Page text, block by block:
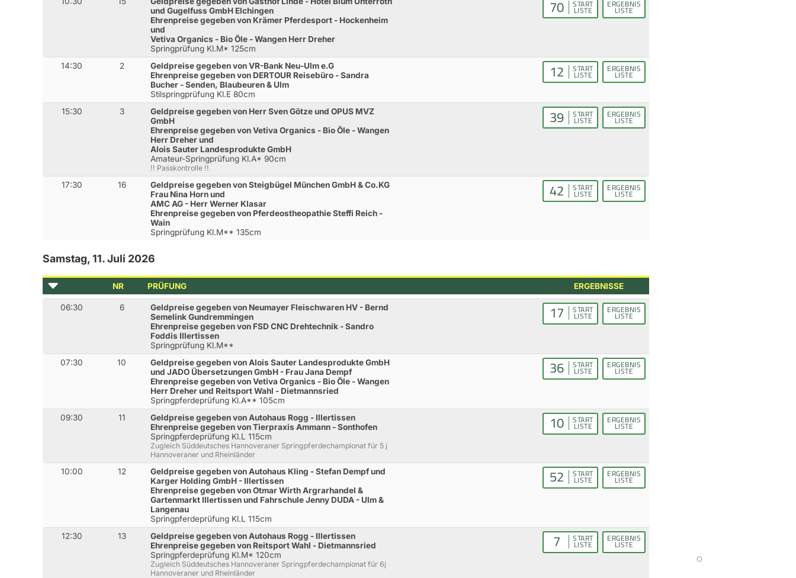
und Gugelfuss GmbH Elchingen
Ehrenpreise gegeben von Krämer Pferdesport - Hockenheim
und
Vetiva Organics - Bio Öle - Wangen Herr Dreher
Springprüfung Kl.M* 125cm
70 START
LISTE
ERGEBNIS
LISTE
14:30 2
Geldpreise gegeben von VR-Bank Neu-Ulm e.G
Ehrenpreise gegeben von DERTOUR Reisebüro - Sandra
Bucher - Senden, Blaubeuren & Ulm
Stilspringprüfung Kl.E 80cm
12 START
LISTE
ERGEBNIS
LISTE
15:30 3
Geldpreise gegeben von Herr Sven Götze und OPUS MVZ
GmbH
Ehrenpreise gegeben von Vetiva Organics - Bio Öle - Wangen
Herr Dreher und
Alois Sauter Landesprodukte GmbH
Amateur-Springprüfung Kl.A* 90cm
!! Passkontrolle !!
39 START
LISTE
ERGEBNIS
LISTE
17:30 16
Geldpreise gegeben von Steigbügel München GmbH & Co.KG
Frau Nina Horn und
AMC AG - Herr Werner Klasar
Ehrenpreise gegeben von Pferdeostheopathie Steffi Reich -
Wain
Springprüfung Kl.M** 135cm
42 START
LISTE
ERGEBNIS
LISTE
Samstag, 11. Juli 2026
NR PRÜFUNG ERGEBNISSE
06:30 6
Geldpreise gegeben von Neumayer Fleischwaren HV - Bernd
Semelink Gundremmingen
Ehrenpreise gegeben von FSD CNC Drehtechnik - Sandro
Foddis Illertissen
Springprüfung Kl.M**
17 START
LISTE
ERGEBNIS
LISTE
07:30 10
Geldpreise gegeben von Alois Sauter Landesprodukte GmbH
und JADO Übersetzungen GmbH - Frau Jana Dempf
Ehrenpreise gegeben von Vetiva Organics - Bio Öle - Wangen
Herr Dreher und Reitsport Wahl - Dietmannsried
Springpferdeprüfung Kl.A** 105cm
36 START
LISTE
ERGEBNIS
LISTE
09:30 11
Geldpreise gegeben von Autohaus Rogg - Illertissen
Ehrenpreise gegeben von Tierpraxis Ammann - Sonthofen
Springpferdeprüfung Kl.L 115cm
Zugleich Süddeutsches Hannoveraner Springpferdechampionat für 5 j
Hannoveraner und Rheinländer
10 START
LISTE
ERGEBNIS
LISTE
10:00 12
Geldpreise gegeben von Autohaus Kling - Stefan Dempf und
Karger Holding GmbH - Illertissen
Ehrenpreise gegeben von Otmar Wirth Argrarhandel &
Gartenmarkt Illertissen und Fahrschule Jenny DUDA - Ulm &
Langenau
Springpferdeprüfung Kl.L 115cm
52 START
LISTE
ERGEBNIS
LISTE
12:30 13
Geldpreise gegeben von Autohaus Rogg - Illertissen
Ehrenpreise gegeben von Reitsport Wahl - Dietmannsried
Springpferdeprüfung Kl.M* 120cm
Zugleich Süddeutsches Hannoveraner Springpferdechampionat für 6j
Hannoveraner und Rheinländer
7 START
LISTE
ERGEBNIS
LISTE